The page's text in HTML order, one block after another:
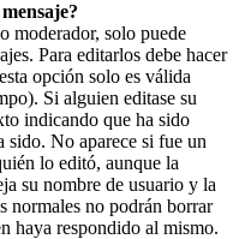
moderador, solo puede
Para editarlos debe hacer
opción solo es válida
Si alguien editase su
indicando que ha sido
sido. No aparece si fue un
lo editó, aunque la
su nombre de usuario y la
normales no podrán borrar
haya respondido al mismo.